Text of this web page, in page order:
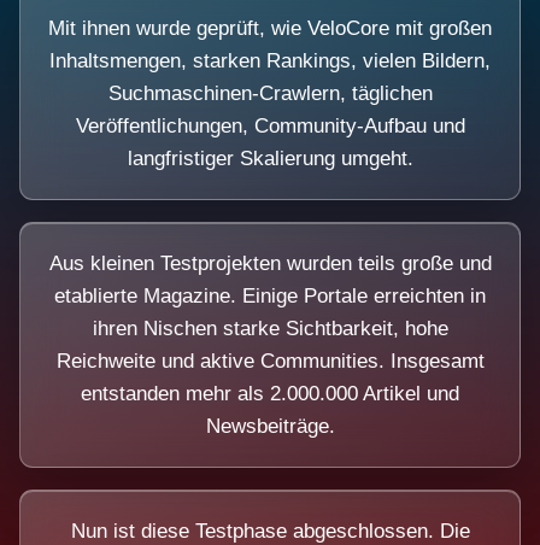
Mit ihnen wurde geprüft, wie VeloCore mit großen
Inhaltsmengen, starken Rankings, vielen Bildern,
Suchmaschinen-Crawlern, täglichen
Veröffentlichungen, Community-Aufbau und
langfristiger Skalierung umgeht.
Aus kleinen Testprojekten wurden teils große und
etablierte Magazine. Einige Portale erreichten in
ihren Nischen starke Sichtbarkeit, hohe
Reichweite und aktive Communities. Insgesamt
entstanden mehr als 2.000.000 Artikel und
Newsbeiträge.
Nun ist diese Testphase abgeschlossen. Die